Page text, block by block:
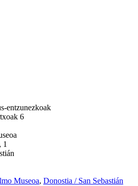
entzunezkoak
6
1
Museoa, Donostia / San Sebastián